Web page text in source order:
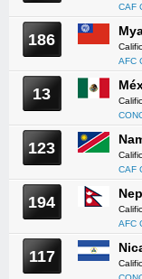
CAF
186
AFC
13
123
CAF
194
AFC
117